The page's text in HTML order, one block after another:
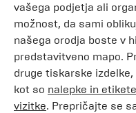
vašega podjetja ali
možnost, da sami
našega orodja boste v
predstavitveno mapo.
druge tiskarske
kot so nalepke in etikete
vizitke. Prepričajte se